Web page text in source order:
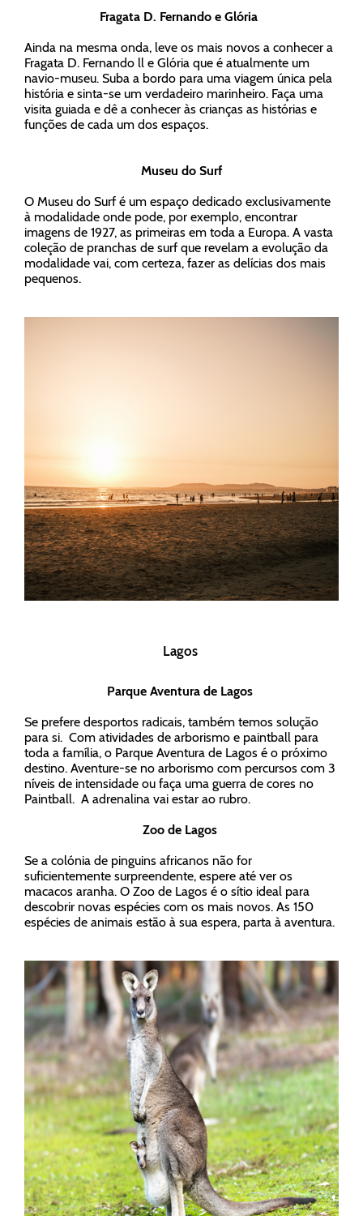
Fragata D. Fernando e Glória
Ainda na mesma onda, leve os mais novos a conhecer a
Fragata D. Fernando ll e Glória que é atualmente um
navio-museu. Suba a bordo para uma viagem única pela
história e sinta-se um verdadeiro marinheiro. Faça uma
visita guiada e dê a conhecer às crianças as histórias e
funções de cada um dos espaços.
Museu do Surf
O Museu do Surf é um espaço dedicado exclusivamente
à modalidade onde pode, por exemplo, encontrar
imagens de 1927, as primeiras em toda a Europa. A vasta
coleção de pranchas de surf que revelam a evolução da
modalidade vai, com certeza, fazer as delícias dos mais
pequenos.
Lagos
Parque Aventura de Lagos
Se prefere desportos radicais, também temos solução
para si. Com atividades de arborismo e paintball para
toda a família, o Parque Aventura de Lagos é o próximo
destino. Aventure-se no arborismo com percursos com 3
níveis de intensidade ou faça uma guerra de cores no
Paintball. A adrenalina vai estar ao rubro.
Zoo de Lagos
Se a colónia de pinguins africanos não for
suficientemente surpreendente, espere até ver os
macacos aranha. O Zoo de Lagos é o sítio ideal para
descobrir novas espécies com os mais novos. As 150
espécies de animais estão à sua espera, parta à aventura.